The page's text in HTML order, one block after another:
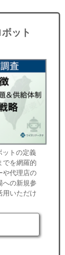
ット
ットの定義
でを網羅的
や代理店の
への新規参
用いただけ